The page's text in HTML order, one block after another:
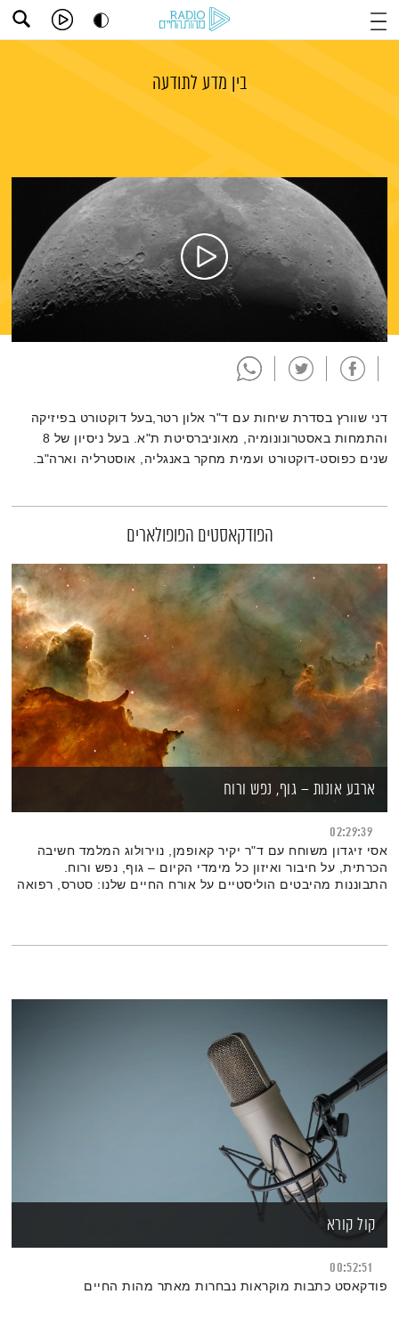
בין מדע לתודעה
תמצית הפודקאסט
דני שוורץ בסדרת שיחות עם ד"ר אלון רטר,בעל דוקטורט בפיזיקה
והתמחות באסטרונונומיה, מאוניברסיטת ת"א. בעל ניסיון של 8
שנים כפוסט-דוקטורט ועמית מחקר באנגליה, אוסטרליה וארה"ב.
הפודקאסטים הפופולארים
ארבע אונות – גוף, נפש ורוח
02:29:39
אסי זיגדון משוחח עם ד"ר יקיר קאופמן, נוירולוג המלמד חשיבה
הכרתית, על חיבור ואיזון כל מימדי הקיום – גוף, נפש ורוח.
התבוננות מהיבטים הוליסטיים על אורח החיים שלנו: סטרס, רפואה
קול קורא
00:52:51
פודקאסט כתבות מוקראות נבחרות מאתר מהות החיים